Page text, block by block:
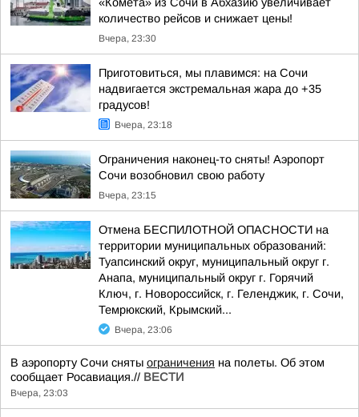
количество рейсов и снижает цены!
Вчера, 23:30
Приготовиться, мы плавимся: на Сочи
надвигается экстремальная жара до +35
градусов!
Вчера, 23:18
Ограничения наконец-то сняты! Аэропорт
Сочи возобновил свою работу
Вчера, 23:15
Отмена БЕСПИЛОТНОЙ ОПАСНОСТИ на
территории муниципальных образований:
Туапсинский округ, муниципальный округ г.
Анапа, муниципальный округ г. Горячий
Ключ, г. Новороссийск, г. Геленджик, г. Сочи,
Темрюкский, Крымский...
Вчера, 23:06
В аэропорту Сочи сняты ограничения на полеты. Об этом
сообщает Росавиация.// ВЕСТИ
Вчера, 23:03